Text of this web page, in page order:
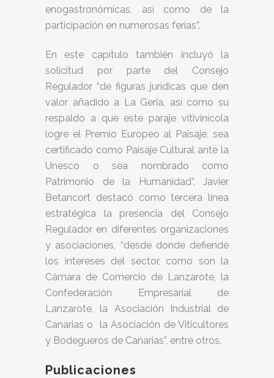
enogastronómicas, así como de la
participación en numerosas ferias”.
En este capítulo también incluyó la
solicitud por parte del Consejo
Regulador “de figuras jurídicas que den
valor añadido a La Geria, así como su
respaldo a que este paraje vitivinícola
logre el Premio Europeo al Paisaje, sea
certificado como Paisaje Cultural ante la
Unesco o sea nombrado como
Patrimonio de la Humanidad”. Javier
Betancort destacó como tercera línea
estratégica la presencia del Consejo
Regulador en diferentes organizaciones
y asociaciones, “desde donde defiende
los intereses del sector, como son la
Cámara de Comercio de Lanzarote, la
Confederación Empresarial de
Lanzarote, la Asociación Industrial de
Canarias o la Asociación de Viticultores
y Bodegueros de Canarias”, entre otros.
Publicaciones